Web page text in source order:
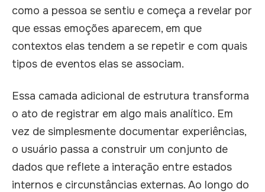
como a pessoa se sentiu e começa a revelar por
que essas emoções aparecem, em que
contextos elas tendem a se repetir e com quais
tipos de eventos elas se associam.
Essa camada adicional de estrutura transforma
o ato de registrar em algo mais analítico. Em
vez de simplesmente documentar experiências,
o usuário passa a construir um conjunto de
dados que reflete a interação entre estados
internos e circunstâncias externas. Ao longo do